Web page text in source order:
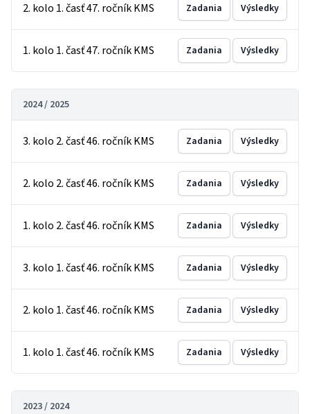
2. kolo 1. časť 47. ročník KMS Zadania Výsledky
1. kolo 1. časť 47. ročník KMS Zadania Výsledky
2024 / 2025
3. kolo 2. časť 46. ročník KMS Zadania Výsledky
2. kolo 2. časť 46. ročník KMS Zadania Výsledky
1. kolo 2. časť 46. ročník KMS Zadania Výsledky
3. kolo 1. časť 46. ročník KMS Zadania Výsledky
2. kolo 1. časť 46. ročník KMS Zadania Výsledky
1. kolo 1. časť 46. ročník KMS Zadania Výsledky
2023 / 2024